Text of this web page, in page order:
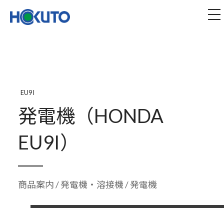
EU9I
発電機（HONDA
EU9I）
商品案内/発電機・溶接機/ 発電機